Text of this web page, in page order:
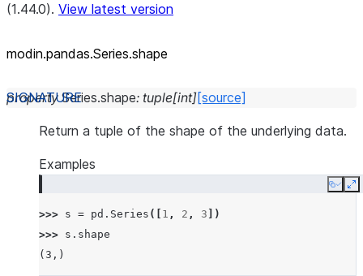
(1.44.0). View latest version
modin.pandas.Series.shape
property Series.shape: tuple[int][source]
Return a tuple of the shape of the underlying data.
Examples
Copy
>>> s = pd . Series ([ 1 , 2 , 3 ])
>>> s . shape
(3,)